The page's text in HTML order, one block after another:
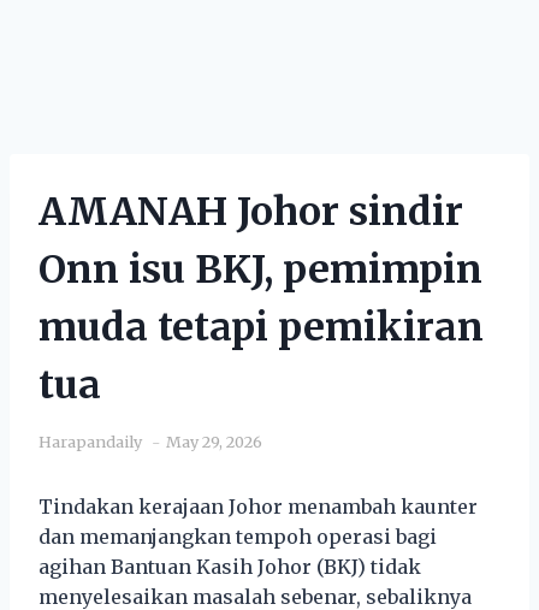
AMANAH Johor sindir
Onn isu BKJ, pemimpin
muda tetapi pemikiran
tua
Harapandaily May 29, 2026
Tindakan kerajaan Johor menambah kaunter
dan memanjangkan tempoh operasi bagi
agihan Bantuan Kasih Johor (BKJ) tidak
menyelesaikan masalah sebenar, sebaliknya